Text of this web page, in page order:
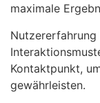
maximale
Kontaktpunkt,
gewährleisten.